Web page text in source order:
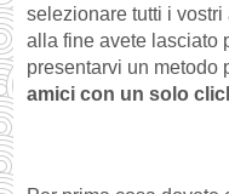
selezionare tutti i
alla fine avete lasciato
presentarvi un metodo
amici con un solo